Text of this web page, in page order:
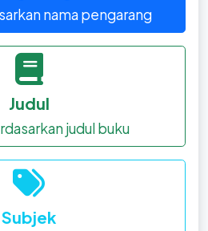
nama pengarang
Judul
judul buku
Subjek